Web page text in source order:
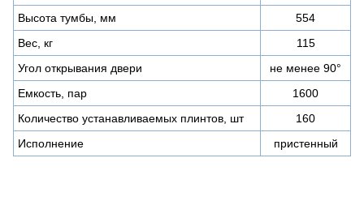
Высота тумбы, мм
554
Вес, кг
115
Угол открывания двери
не менее 90°
Емкость, пар
1600
Количество устанавливаемых плинтов, шт
160
Исполнение
пристенный